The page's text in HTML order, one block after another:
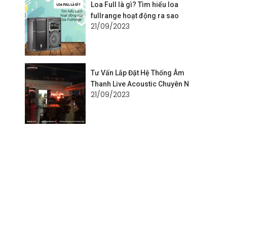
Loa Full là gì? Tìm hiểu loa
fullrange hoạt động ra sao
21/09/2023
Tư Vấn Lắp Đặt Hệ Thống Âm
Thanh Live Acoustic Chuyên N
21/09/2023